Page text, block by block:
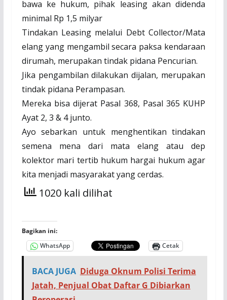
bawa ke hukum, pihak leasing akan didenda
minimal Rp 1,5 milyar
Tindakan Leasing melalui Debt Collector/Mata
elang yang mengambil secara paksa kendaraan
dirumah, merupakan tindak pidana Pencurian.
Jika pengambilan dilakukan dijalan, merupakan
tindak pidana Perampasan.
Mereka bisa dijerat Pasal 368, Pasal 365 KUHP
Ayat 2, 3 & 4 junto.
Ayo sebarkan untuk menghentikan tindakan
semena mena dari mata elang atau dep
kolektor mari tertib hukum hargai hukum agar
kita menjadi masyarakat yang cerdas.
1020 kali dilihat
Bagikan ini:
WhatsApp
Cetak
BACA JUGA Diduga Oknum Polisi Terima
Jatah, Penjual Obat Daftar G Dibiarkan